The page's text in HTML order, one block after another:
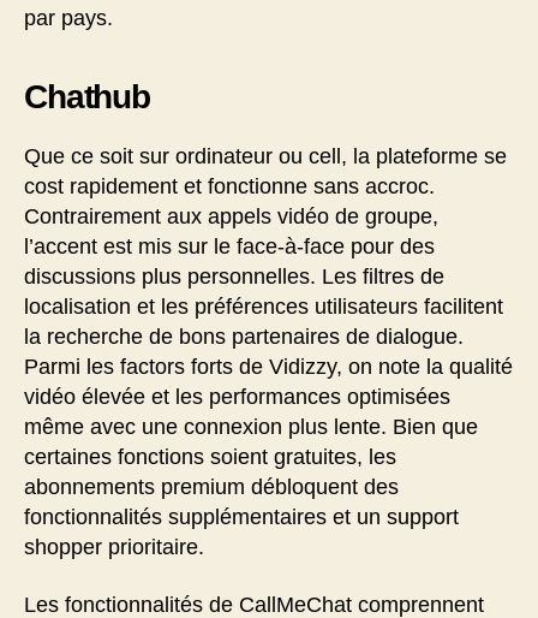
par pays.
Chathub
Que ce soit sur ordinateur ou cell, la plateforme se
cost rapidement et fonctionne sans accroc.
Contrairement aux appels vidéo de groupe,
l’accent est mis sur le face-à-face pour des
discussions plus personnelles. Les filtres de
localisation et les préférences utilisateurs facilitent
la recherche de bons partenaires de dialogue.
Parmi les factors forts de Vidizzy, on note la qualité
vidéo élevée et les performances optimisées
même avec une connexion plus lente. Bien que
certaines fonctions soient gratuites, les
abonnements premium débloquent des
fonctionnalités supplémentaires et un support
shopper prioritaire.
Les fonctionnalités de CallMeChat comprennent